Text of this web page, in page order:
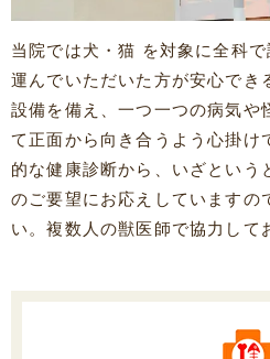
当院では犬・猫 を対象に全科
運んでいただいた方が安心でき
設備を備え、一つ一つの病気や
て正面から向き合うよう心掛け
的な健康診断から、いざという
のご要望にお応えしていますの
い。複数人の獣医師で協力して